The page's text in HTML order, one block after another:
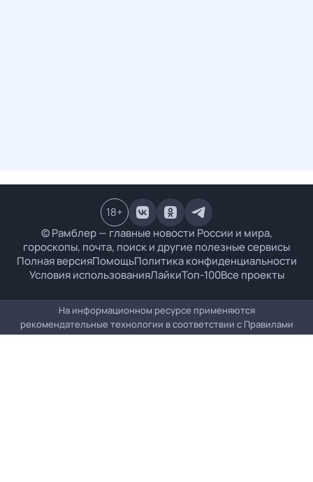
© Рамблер — главные новости России и мира,
гороскопы, почта, поиск и другие полезные сервисы
Полная версияПомощьПолитика конфиденциальности
Условия использованияЛайкиТоп-100Все проекты
18+
На информационном ресурсе применяются
рекомендательные технологии в соответствии с Правилами